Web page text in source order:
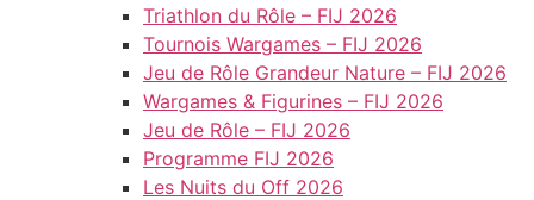
Triathlon du Rôle – FIJ 2026
Tournois Wargames – FIJ 2026
Jeu de Rôle Grandeur Nature – FIJ 2026
Wargames & Figurines – FIJ 2026
Jeu de Rôle – FIJ 2026
Programme FIJ 2026
Les Nuits du Off 2026